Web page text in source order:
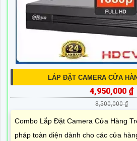
LẮP ĐẶT CAMERA CỬA
4,950,000 ₫
8,500,000 ₫
Combo Lắp Đặt Camera Cửa Hàng
pháp toàn diện dành cho các cửa